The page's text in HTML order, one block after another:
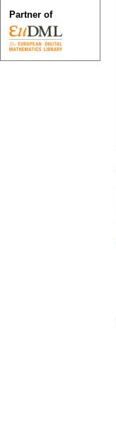
Partner of